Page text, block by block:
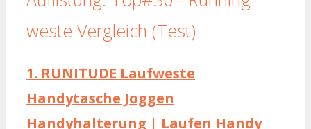
weste Vergleich (Test)
1. RUNITUDE Laufweste
Handytasche Joggen
Handyhalterung | Laufen Handy